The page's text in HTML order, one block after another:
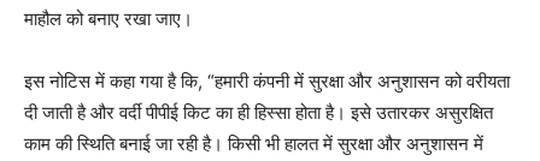
माहौल को बनाए रखा जाए।
इस नोटिस में कहा गया है कि, “हमारी कंपनी में सुरक्षा और अनुशासन को वरीयता
दी जाती है और वर्दी पीपीई किट का ही हिस्सा होता है। इसे उतारकर असुरक्षित
काम की स्थिति बनाई जा रही है। किसी भी हालत में सुरक्षा और अनुशासन में